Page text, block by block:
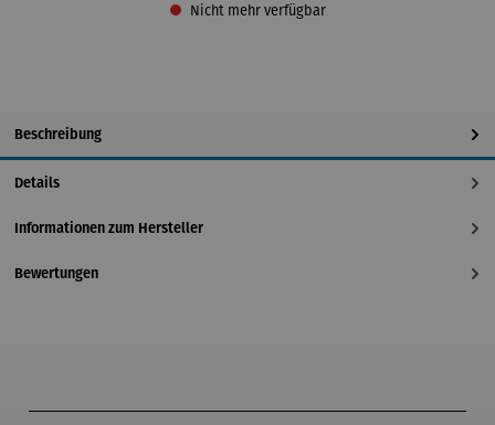
Nicht mehr verfügbar
Beschreibung
Details
Informationen zum Hersteller
Bewertungen